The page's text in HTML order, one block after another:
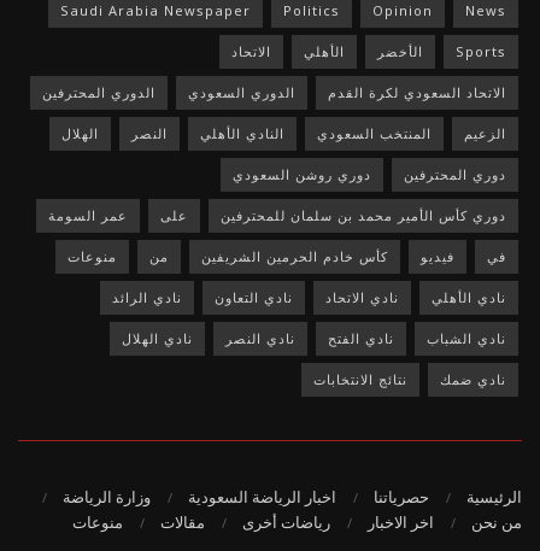
News
Opinion
Politics
Saudi Arabia Newspaper
Sports الأخضر الأهلي الاتحاد
الاتحاد السعودي لكرة القدم الدوري السعودي الدوري المحترفين
الزعيم المنتخب السعودي النادي الأهلي النصر الهلال
دوري المحترفين دوري روشن السعودي
دوري كأس الأمير محمد بن سلمان للمحترفين على عمر السومة
في فيديو كأس خادم الحرمين الشريفين من منوعات
نادي الأهلي نادي الاتحاد نادي التعاون نادي الرائد
نادي الشباب نادي الفتح نادي النصر نادي الهلال
نادي ضمك نتائج الانتخابات
الرئيسية حصرياتنا اخبار الرياضة السعودية
وزارة الرياضة
من نحن
اخر الاخبار رياضات أخرى مقالات منوعات